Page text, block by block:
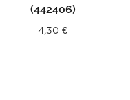
(442406)
4,30 €